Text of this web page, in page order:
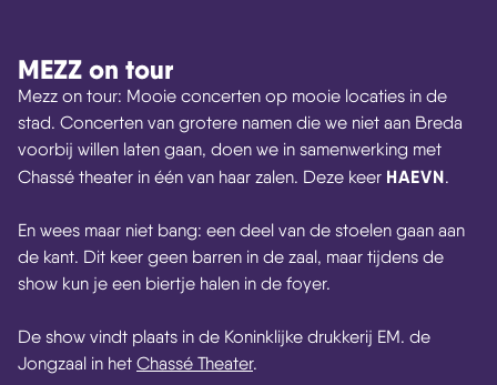
MEZZ on tour
Mezz on tour: Mooie concerten op mooie locaties in de
stad. Concerten van grotere namen die we niet aan Breda
voorbij willen laten gaan, doen we in samenwerking met
Chassé theater in één van haar zalen. Deze keer HAEVN.
En wees maar niet bang: een deel van de stoelen gaan aan
de kant. Dit keer geen barren in de zaal, maar tijdens de
show kun je een biertje halen in de foyer.
De show vindt plaats in de Koninklijke drukkerij EM. de
Jongzaal in het Chassé Theater.